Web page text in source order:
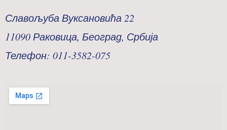
Славољуба Вуксановића 22
11090 Раковица, Београд, Србија
Телефон: 011-3582-075